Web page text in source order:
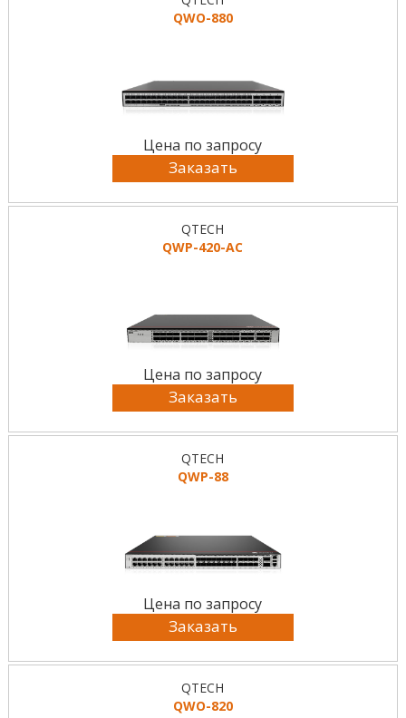
QWO-880
Цена по запросу
Заказать
QTECH
QWP-420-AC
Цена по запросу
Заказать
QTECH
QWP-88
Цена по запросу
Заказать
QTECH
QWO-820